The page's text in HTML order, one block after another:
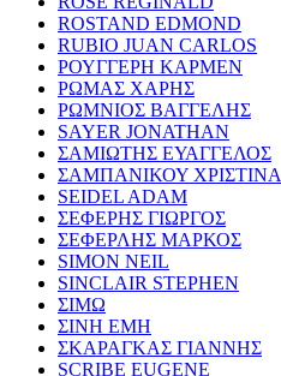
ROSTAND EDMOND
RUBIO JUAN CARLOS
ΡΟΥΓΓΕΡΗ ΚΑΡΜΕΝ
ΡΩΜΑΣ ΧΑΡΗΣ
ΡΩΜΝΙΟΣ ΒΑΓΓΕΛΗΣ
SAYER JONATHAN
ΣΑΜΙΩΤΗΣ ΕΥΑΓΓΕΛΟΣ
ΣΑΜΠΑΝΙΚΟΥ ΧΡΙΣΤΙΝΑ
SEIDEL ADAM
ΣΕΦΕΡΗΣ ΓΙΩΡΓΟΣ
ΣΕΦΕΡΛΗΣ ΜΑΡΚΟΣ
SIMON NEIL
SINCLAIR STEPHEN
ΣΙΜΩ
ΣΙΝΗ ΕΜΗ
ΣΚΑΡΑΓΚΑΣ ΓΙΑΝΝΗΣ
SCRIBE EUGENE